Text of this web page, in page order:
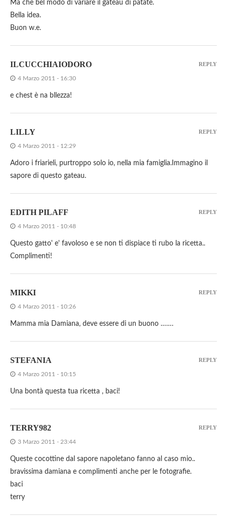
Ma che bel modo di variare il gateau di patate.
Bella idea.
Buon w.e.
ILCUCCHIAIODORO
4 Marzo 2011 - 16:30
e chest è na bllezza!
REPLY
LILLY
4 Marzo 2011 - 12:29
Adoro i friarieli, purtroppo solo io, nella mia famiglia.Immagino il
sapore di questo gateau.
REPLY
EDITH PILAFF
4 Marzo 2011 - 10:48
Questo gatto' e' favoloso e se non ti dispiace ti rubo la ricetta..
Complimenti!
REPLY
MIKKI
4 Marzo 2011 - 10:26
Mamma mia Damiana, deve essere di un buono …….
REPLY
STEFANIA
4 Marzo 2011 - 10:15
Una bontà questa tua ricetta , baci!
REPLY
TERRY982
3 Marzo 2011 - 23:44
Queste cocottine dal sapore napoletano fanno al caso mio..
bravissima damiana e complimenti anche per le fotografie.
baci
terry
REPLY